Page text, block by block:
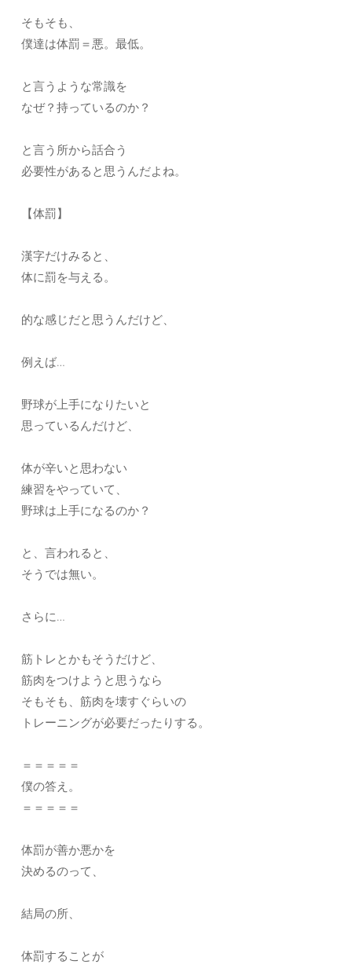
そもそも、
僕達は体罰＝悪。最低。
と言うような常識を
なぜ？持っているのか？
と言う所から話合う
必要性があると思うんだよね。
【体罰】
漢字だけみると、
体に罰を与える。
的な感じだと思うんだけど、
例えば…
野球が上手になりたいと
思っているんだけど、
体が辛いと思わない
練習をやっていて、
野球は上手になるのか？
と、言われると、
そうでは無い。
さらに…
筋トレとかもそうだけど、
筋肉をつけようと思うなら
そもそも、筋肉を壊すぐらいの
トレーニングが必要だったりする。
＝＝＝＝＝
僕の答え。
＝＝＝＝＝
体罰が善か悪かを
決めるのって、
結局の所、
体罰することが